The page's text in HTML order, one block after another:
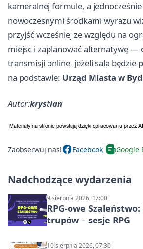
kameralnej formule, a jednocześnie
nowoczesnymi środkami wyrazu
przyjść wcześniej ze względu na
miejsc i zaplanować alternatywę —
transmisji online, jeżeli sala będzie
na podstawie: Urząd Miasta w
Autor:krystian
Zaobserwuj nas! Facebook Google
Nadchodzące wydarzenia
9 sierpnia 2026, 17:00
RPG-owe
trupów – sesje RPG
10 sierpnia 2026, 07:30